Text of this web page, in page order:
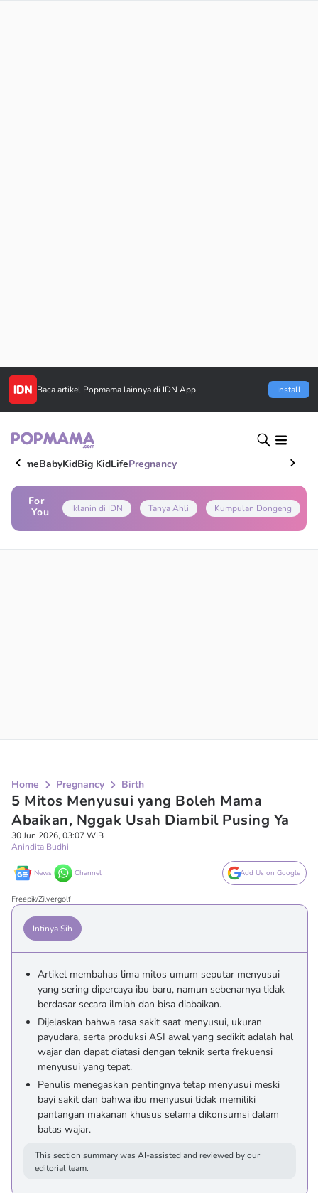
Baca artikel Popmama lainnya di IDN App Install
HomeBabyKidBig KidLifePregnancy
For
You
Iklanin di IDN Tanya Ahli Kumpulan Dongeng
Home Pregnancy Birth
5 Mitos Menyusui yang Boleh Mama
Abaikan, Nggak Usah Diambil Pusing Ya
30 Jun 2026, 03:07 WIB
Anindita Budhi
News Channel Add Us on Google
Freepik/Zilvergolf
Intinya Sih
Artikel membahas lima mitos umum seputar menyusui
yang sering dipercaya ibu baru, namun sebenarnya tidak
berdasar secara ilmiah dan bisa diabaikan.
Dijelaskan bahwa rasa sakit saat menyusui, ukuran
payudara, serta produksi ASI awal yang sedikit adalah hal
wajar dan dapat diatasi dengan teknik serta frekuensi
menyusui yang tepat.
Penulis menegaskan pentingnya tetap menyusui meski
bayi sakit dan bahwa ibu menyusui tidak memiliki
pantangan makanan khusus selama dikonsumsi dalam
batas wajar.
This section summary was AI-assisted and reviewed by our
editorial team.